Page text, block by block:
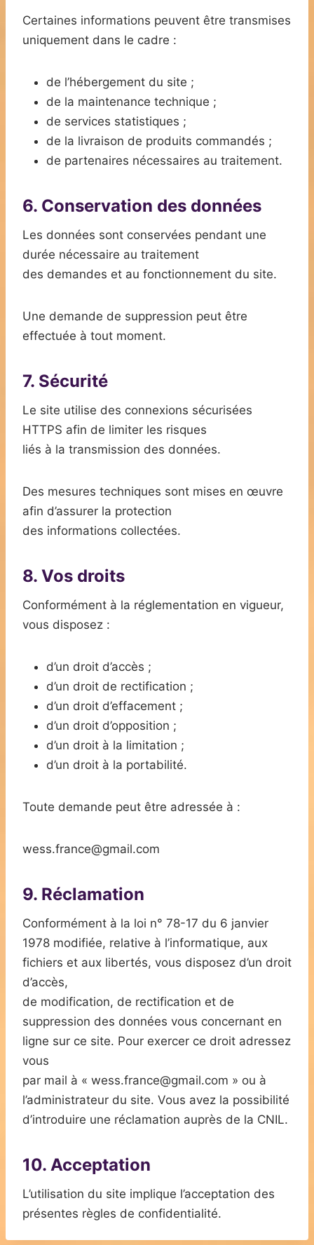
Certaines informations peuvent être transmises
uniquement dans le cadre :
de l’hébergement du site ;
de la maintenance technique ;
de services statistiques ;
de la livraison de produits commandés ;
de partenaires nécessaires au traitement.
6. Conservation des données
Les données sont conservées pendant une
durée nécessaire au traitement
des demandes et au fonctionnement du site.
Une demande de suppression peut être
effectuée à tout moment.
7. Sécurité
Le site utilise des connexions sécurisées
HTTPS afin de limiter les risques
liés à la transmission des données.
Des mesures techniques sont mises en œuvre
afin d’assurer la protection
des informations collectées.
8. Vos droits
Conformément à la réglementation en vigueur,
vous disposez :
d’un droit d’accès ;
d’un droit de rectification ;
d’un droit d’effacement ;
d’un droit d’opposition ;
d’un droit à la limitation ;
d’un droit à la portabilité.
Toute demande peut être adressée à :
wess.france@gmail.com
9. Réclamation
Conformément à la loi n° 78-17 du 6 janvier
1978 modifiée, relative à l’informatique, aux
fichiers et aux libertés, vous disposez d’un droit
d’accès,
de modification, de rectification et de
suppression des données vous concernant en
ligne sur ce site. Pour exercer ce droit adressez
vous
par mail à « wess.france@gmail.com » ou à
l’administrateur du site. Vous avez la possibilité
d’introduire une réclamation auprès de la CNIL.
10. Acceptation
L’utilisation du site implique l’acceptation des
présentes règles de confidentialité.